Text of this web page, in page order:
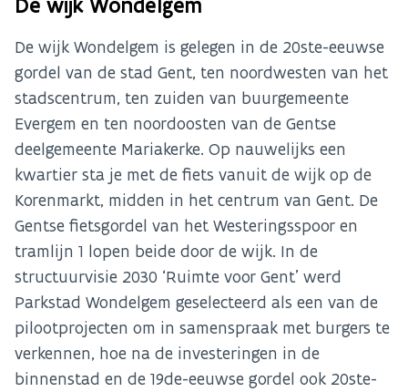
De wijk Wondelgem is gelegen in de 20ste-eeuwse
gordel van de stad Gent, ten noordwesten van het
stadscentrum, ten zuiden van buurgemeente
Evergem en ten noordoosten van de Gentse
deelgemeente Mariakerke. Op nauwelijks een
kwartier sta je met de fiets vanuit de wijk op de
Korenmarkt, midden in het centrum van Gent. De
Gentse fietsgordel van het Westeringsspoor en
tramlijn 1 lopen beide door de wijk. In de
structuurvisie 2030 ‘Ruimte voor Gent’ werd
Parkstad Wondelgem geselecteerd als een van de
pilootprojecten om in samenspraak met burgers te
verkennen, hoe na de investeringen in de
binnenstad en de 19de-eeuwse gordel ook 20ste-